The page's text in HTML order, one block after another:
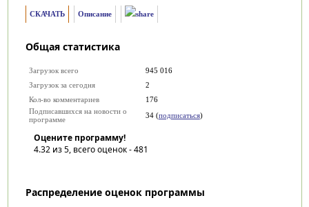
СКАЧАТЬ Описание
Общая статистика
Загрузок всего
945 016
Загрузок за сегодня
2
Кол-во комментариев
176
Подписавшихся на новости о
программе
34 (подписаться)
Оцените программу!
4.32из 5, всего оценок -481
Распределение оценок программы